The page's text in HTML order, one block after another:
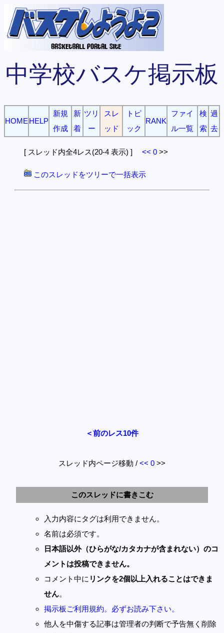
中学校バスケ掲示板
HOME HELP
新規
作成
新
着
ツリ
ー
スレ
ッド
トピ
ック
RANK
ファイ
ル一覧
検
索
過
去
[ スレッド内全4レス(20-4 表示) ] << 0 >>
このスレッドをツリーで一括表示
＜前のレス10件
スレッド内ページ移動 / << 0 >>
このスレッドに書きこむ
入力内容にタグは利用できません。
名前は必須です。
日本語以外（ひらがな/カタカナが含まれない）のコ
メントは投稿できません。
コメント中に リンクを2個以上入れることはできま
せん。
掲示板ご利用規約。必ずお読み下さい。
他人を中傷する記事は管理者の判断で予告無く削除